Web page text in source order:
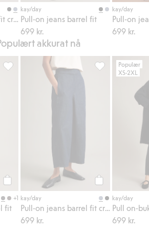
kay/day
Pull-on jeans barrel fit
699 kr.
kay/day
Pull-on
699 kr.
akkurat nå
Legg til
+1
fit
Linbukser med barrel fit, Legg til i
Legg til
kay/day
699 kr.
Pull-on jeans
Populær
XS-2XL
kay/day
Pull on-
699 kr.